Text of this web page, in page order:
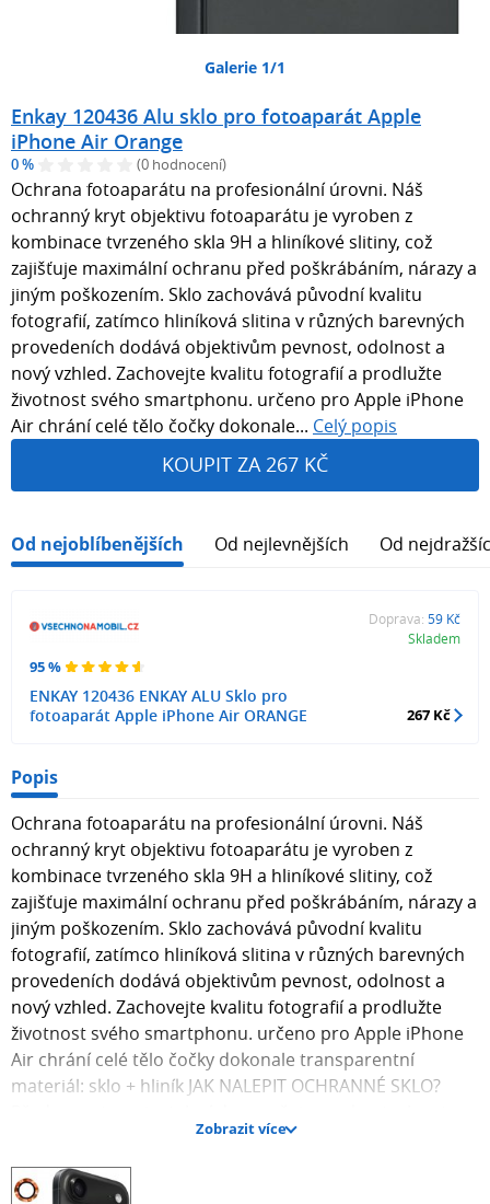
Galerie 1/1
Enkay 120436 Alu sklo pro fotoaparát Apple
iPhone Air Orange
0 % (0 hodnocení)
Ochrana fotoaparátu na profesionální úrovni. Náš
ochranný kryt objektivu fotoaparátu je vyroben z
kombinace tvrzeného skla 9H a hliníkové slitiny, což
zajišťuje maximální ochranu před poškrábáním, nárazy a
jiným poškozením. Sklo zachovává původní kvalitu
fotografií, zatímco hliníková slitina v různých barevných
provedeních dodává objektivům pevnost, odolnost a
nový vzhled. Zachovejte kvalitu fotografií a prodlužte
životnost svého smartphonu. určeno pro Apple iPhone
Air chrání celé tělo čočky dokonale... Celý popis
KOUPIT ZA 267 KČ
Od nejoblíbenějších Od nejlevnějších Od
95 %
ENKAY 120436 ENKAY ALU Sklo pro
fotoaparát Apple iPhone Air ORANGE
Doprava: 59 Kč
Skladem
267 Kč
Popis
Ochrana fotoaparátu na profesionální úrovni. Náš
ochranný kryt objektivu fotoaparátu je vyroben z
kombinace tvrzeného skla 9H a hliníkové slitiny, což
zajišťuje maximální ochranu před poškrábáním, nárazy a
jiným poškozením. Sklo zachovává původní kvalitu
fotografií, zatímco hliníková slitina v různých barevných
provedeních dodává objektivům pevnost, odolnost a
nový vzhled. Zachovejte kvalitu fotografií a prodlužte
životnost svého smartphonu. určeno pro Apple iPhone
Air chrání celé tělo čočky dokonale transparentní
materiál: sklo + hliník JAK NALEPIT OCHRANNÉ SKLO?
správnost skla přiložením skla k smartphonu. 1.
Důkladně vyčistěte displej smartphonu / čočku
fotoaparátu pomocí vlhkého a suchého hadříku, které
Zobrazit více